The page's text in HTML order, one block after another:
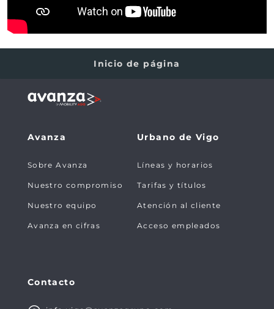
Inicio de página
Avanza
Sobre Avanza
Nuestro compromiso
Nuestro equipo
Avanza en cifras
Urbano de Vigo
Líneas y horarios
Tarifas y títulos
Atención al cliente
Acceso empleados
Contacto